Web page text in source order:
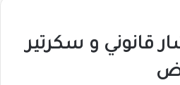
و سكرتير